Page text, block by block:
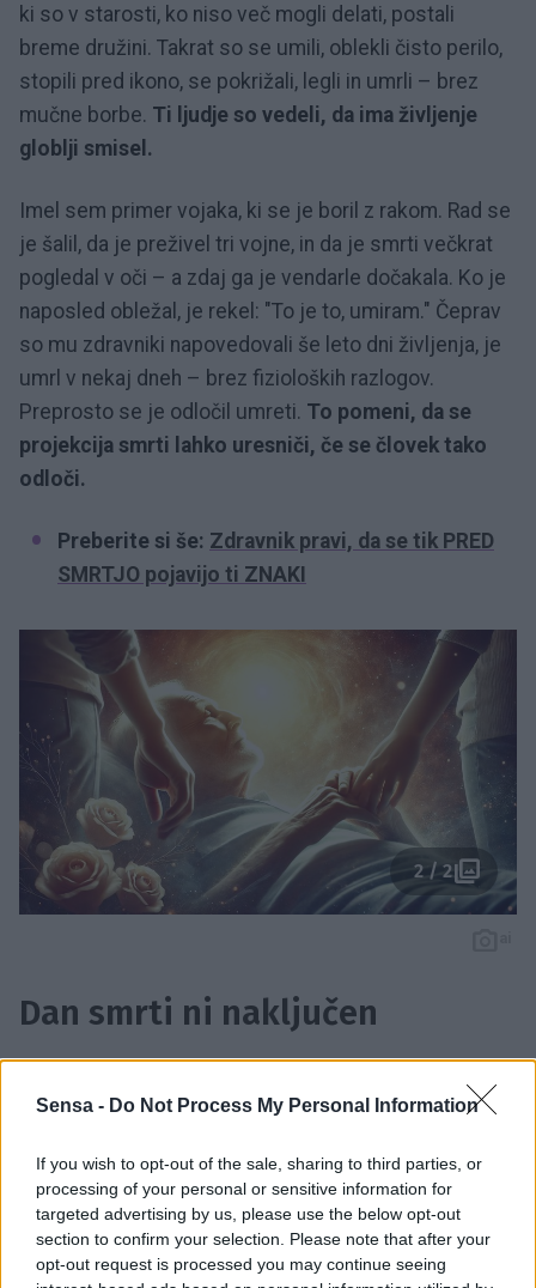
Sensa - Do Not Process My Personal Information
If you wish to opt-out of the sale, sharing to third parties, or
processing of your personal or sensitive information for
targeted advertising by us, please use the below opt-out
section to confirm your selection. Please note that after your
opt-out request is processed you may continue seeing
ki so v starosti, ko niso več mogli delati, postali
breme družini. Takrat so se umili, oblekli čisto perilo,
stopili pred ikono, se pokrižali, legli in umrli – brez
mučne borbe. Ti ljudje so vedeli, da ima življenje
globlji smisel.
Imel sem primer vojaka, ki se je boril z rakom. Rad se
je šalil, da je preživel tri vojne, in da je smrti večkrat
pogledal v oči – a zdaj ga je vendarle dočakala. Ko je
naposled obležal, je rekel: "To je to, umiram." Čeprav
so mu zdravniki napovedovali še leto dni življenja, je
umrl v nekaj dneh – brez fizioloških razlogov.
Preprosto se je odločil umreti. To pomeni, da se
projekcija smrti lahko uresniči, če se človek tako
odloči.
Preberite si še: Zdravnik pravi, da se tik PRED
SMRTJO pojavijo ti ZNAKI
2 / 2
Dan smrti ni naključen
Statistike, pa tudi pripovedi številnih ljudi, kažejo,
da pogosto obstaja presenetljiva povezava med
natanko mesec dni po rojstvu vnuka. Babica zapusti
ta svet v sredo, vnukinja pa pride nanj v soboto
istega tedna. Zdi se, da ta prehod med generacijami
ni naključen –kot bi življenje in smrt sodelovala v